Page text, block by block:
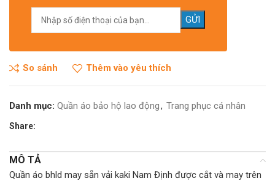
So sánh Thêm vào yêu thích
Danh mục: Quần áo bảo hộ lao động, Trang phục cá nhân
Share:
MÔ TẢ
Quần áo bhld may sẵn vải kaki Nam Định được cắt và may trên